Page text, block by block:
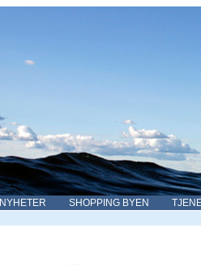
NYHETER SHOPPING BYEN